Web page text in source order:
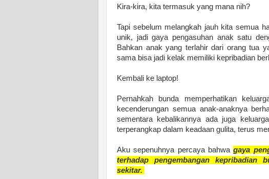
Kira-kira, kita termasuk yang mana nih?
Tapi sebelum melangkah jauh kita semua
unik, jadi gaya pengasuhan anak satu
Bahkan anak yang terlahir dari orang tua
sama bisa jadi kelak memiliki kepribadian
Kembali ke laptop!
Pernahkah bunda memperhatikan
kecenderungan semua anak-anaknya
sementara kebalikannya ada juga
terperangkap dalam keadaan gulita, terus
Aku sepenuhnya percaya bahwagaya
terhadap pengembangan kepribadian
sekitar.